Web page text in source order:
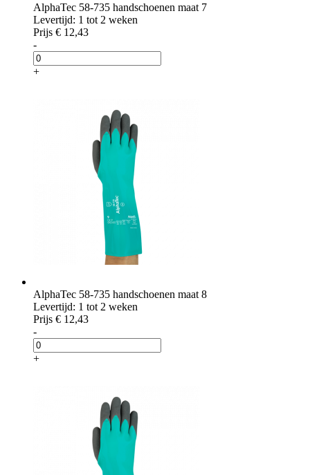
AlphaTec 58-735 handschoenen maat 7
Levertijd: 1 tot 2 weken
Prijs € 12,43
-
+
AlphaTec 58-735 handschoenen maat 8
Levertijd: 1 tot 2 weken
Prijs € 12,43
-
+